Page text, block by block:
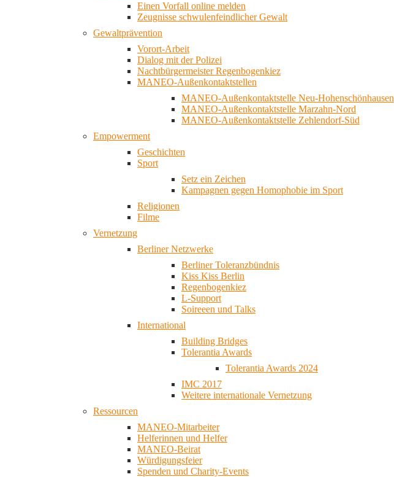
Einen Vorfall online melden
Zeugnisse schwulenfeindlicher Gewalt
Gewaltprävention
Vorort-Arbeit
Dialog mit der Polizei
Nachtbürgermeister Regenbogenkiez
MANEO-Außenkontaktstellen
MANEO-Außenkontaktstelle Neu-Hohenschönhausen
MANEO-Außenkontaktstelle Marzahn-Nord
MANEO-Außenkontaktstelle Zehlendorf-Süd
Empowerment
Geschichten
Sport
Setz ein Zeichen
Kampagnen gegen Homophobie im Sport
Religionen
Filme
Vernetzung
Berliner Netzwerke
Berliner Toleranzbündnis
Kiss Kiss Berlin
Regenbogenkiez
L-Support
Soireeen und Talks
International
Building Bridges
Tolerantia Awards
Tolerantia Awards 2024
IMC 2017
Weitere internationale Vernetzung
Ressourcen
MANEO-Mitarbeiter
Helferinnen und Helfer
MANEO-Beirat
Würdigungsfeier
Spenden und Charity-Events